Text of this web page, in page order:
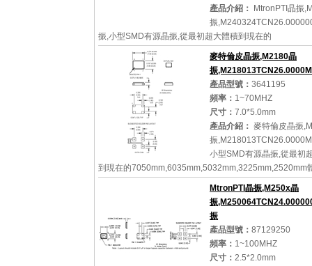
產品介紹：
MtronPTI晶振
振
振,小型SMD有源晶振,從最初超大體積到現在的
7050mm,6035mm,5032mm,3225mm,2520mm體積,有著
的改變,體積的變小也使產品帶來了更高的穩定性能,接縫
詳細參數 查看大圖
麥特倫皮晶振,M2180晶
振
產品型號： 3641195
頻率： 1~70MHZ
尺寸： 7.0*5.0mm
產品介紹： 麥特倫皮晶振
振
小型SMD有源晶振,從最初
到現在的7050mm,6035mm,5032mm,3225mm,2520mm
翻天覆地的改變,體積的變小也使產品帶來了更高的穩定性
詳細參數 查看大圖
MtronPTI晶振,M250x晶
振
振
產品型號： 87129250
頻率： 1~100MHZ
尺寸： 2.5*2.0mm